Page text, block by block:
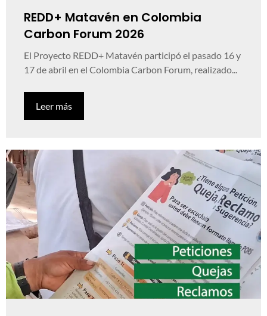
REDD+ Matavén en Colombia
Carbon Forum 2026
El Proyecto REDD+ Matavén participó el pasado 16 y
17 de abril en el Colombia Carbon Forum, realizado...
Leer más